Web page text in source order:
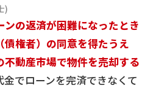
任意売却
不動産投資
不動産相続
業者を探す
)
ンの返済が困難になったとき
債権者）の同意を得たうえ
不動産市場で物件を売却する
金でローンを完済できなくて